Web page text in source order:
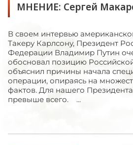
МНЕНИЕ: Сергей
В своем интервью
Такеру Карлсону, Президент
Федерации Владимир Путин
обосновал позицию
объяснил причины начала
операции, опираясь на
фактов. Для нашего
превыше всего. ...